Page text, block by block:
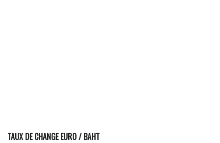
TAUX DE CHANGE EURO / BAHT